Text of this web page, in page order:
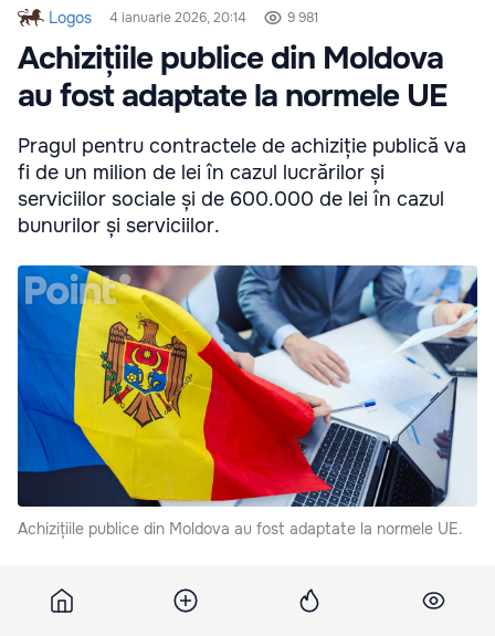
Logos 4 ianuarie 2026, 20:14 9 981
Achizițiile publice din Moldova
au fost adaptate la normele UE
Pragul pentru contractele de achiziție publică va
fi de un milion de lei în cazul lucrărilor și
serviciilor sociale și de 600.000 de lei în cazul
bunurilor și serviciilor.
Achizițiile publice din Moldova au fost adaptate la normele UE.
Această dispoziție este inclusă în noua Lege privind